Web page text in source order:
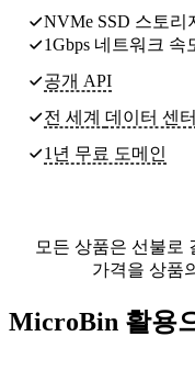
NVMe SSD 스토리
1Gbps 네트워크 속
공개 API
전 세계 데이터 센터
1년 무료 도메인
모든 상품은 선불로
가격을 상품
MicroBin 활용